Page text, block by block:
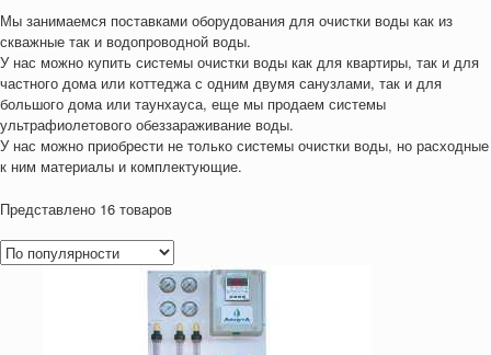
Мы занимаемся поставками оборудования для очистки воды как из
скважные так и водопроводной воды.
У нас можно купить системы очистки воды как для квартиры, так и для
частного дома или коттеджа с одним двумя санузлами, так и для
большого дома или таунхауса, еще мы продаем системы
ультрафиолетового обеззараживание воды.
У нас можно приобрести не только системы очистки воды, но расходные
к ним материалы и комплектующие.
Представлено 16 товаров